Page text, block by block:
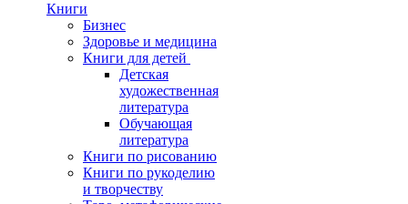
Книги
Бизнес
Здоровье и медицина
Книги для детей
Детская
художественная
литература
Обучающая
литература
Книги по рисованию
Книги по рукоделию
и творчеству